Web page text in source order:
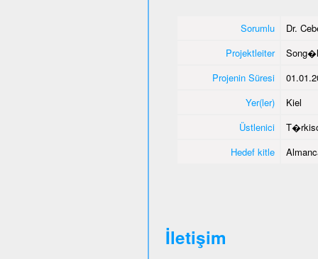
Sorumlu
Dr.
Projektleiter
Projenin Süresi
Yer(ler)
Kiel
Üstlenici
Hedef kitle
İletişim